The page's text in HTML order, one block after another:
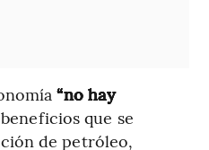
“no hay
que se
de petróleo,